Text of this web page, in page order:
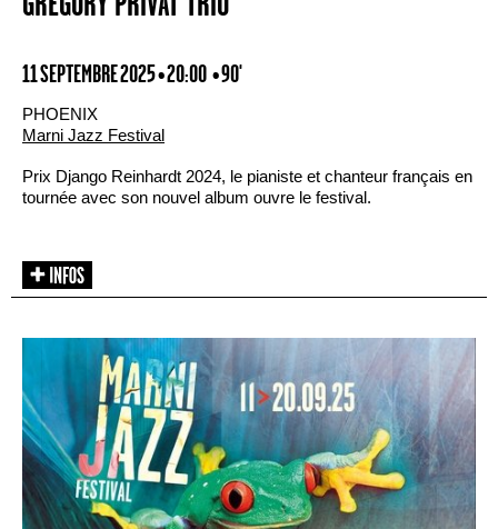
11 SEPTEMBRE 2025 • 20:00 • 90'
PHOENIX
Marni Jazz Festival
Prix Django Reinhardt 2024, le pianiste et chanteur français en
tournée avec son nouvel album ouvre le festival.